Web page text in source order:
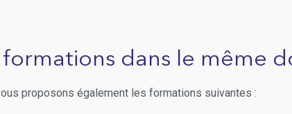
formations dans le même
proposons également les formations suivantes :